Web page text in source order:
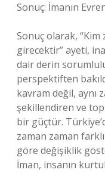
Sonuç: İmanın
Sonuç olarak,
girecektir” ayeti,
dair derin
perspektiften
kavram değil, aynı
şekillendiren ve
bir güçtür.
zaman zaman
göre değişiklik
İman, insanın